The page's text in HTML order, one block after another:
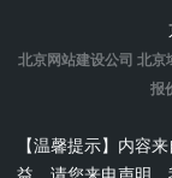
北京网站建设公司 北京
报
【温馨提示】内容
益，请您来电声明